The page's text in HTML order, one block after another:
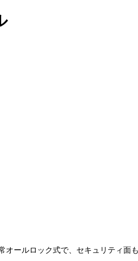
ールロック式で、セキュリティ面